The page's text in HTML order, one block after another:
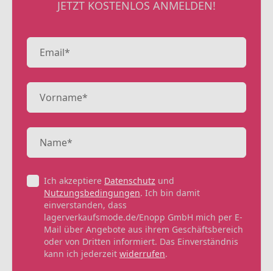
JETZT KOSTENLOS ANMELDEN!
Ich akzeptiere Datenschutz und
Nutzungsbedingungen. Ich bin damit
einverstanden, dass
lagerverkaufsmode.de/Enopp GmbH mich per E-
Mail über Angebote aus ihrem Geschäftsbereich
oder von Dritten informiert. Das Einverständnis
kann ich jederzeit widerrufen.